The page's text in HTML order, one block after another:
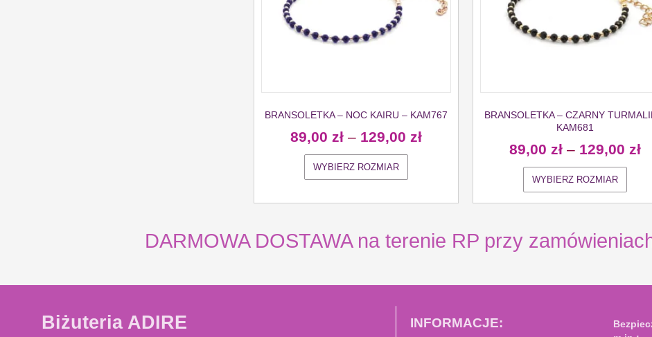
BRANSOLETKA – NOC KAIRU – KAM767
89,00 zł – 129,00 zł
WYBIERZ ROZMIAR
BRANSOLETKA – CZARNY
KAM681
89,00 zł – 129,00 zł
WYBIERZ ROZMIAR
DARMOWA DOSTAWA na terenie RP przy
Biżuteria ADIRE INFORMACJE: